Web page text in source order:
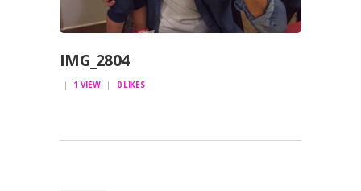
IMG_2804
1 VIEW 0 LIKES